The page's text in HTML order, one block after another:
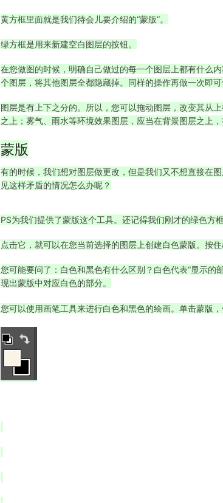
黄方框里面就是我们待会儿要介绍的“蒙版”。
绿方框是用来新建空白图层的按钮。
在您做图的时候，明确自己做过的每一个图层上都有什么
个图层，将其他图层全都隐藏掉。同样的操作再做一次即可
图层是有上下之分的。所以，您可以拖动图层，改变其从
之上；雾气、雨水等环境效果图层，应当在背景图层之上
蒙版
有的时候，我们想对图层做更改，但是我们又不想直接在
见这样矛盾的情况怎么办呢？
PS为我们提供了蒙版这个工具。还记得我们刚才的绿色方
点击它，就可以在您当前选择的图层上创建白色蒙版。按
您可能要问了：白色和黑色有什么区别？白色代表“显示的
现出蒙版中对应白色的部分。
您可以使用画笔工具来进行白色和黑色的绘画。单击蒙版